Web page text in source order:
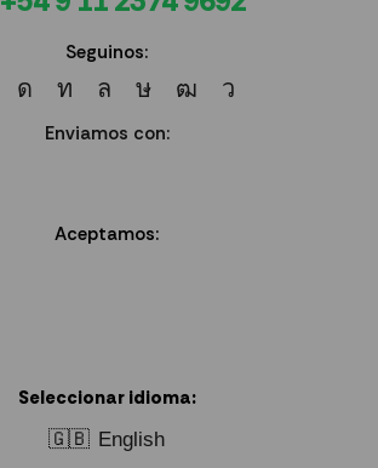
Seguinos:
Enviamos con:
Aceptamos:
Seleccionar idioma:
🇬🇧 English